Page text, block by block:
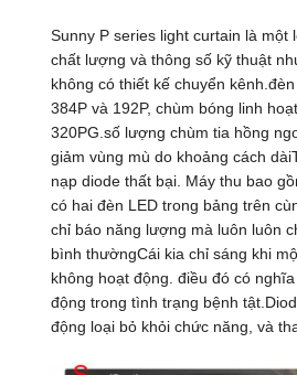
TRANG
WEB
PRIVACY
POLICY
Sunny P series light curtain là một
chất lượng và thông số kỹ thuật
không có thiết kế chuyển
384P và 192P, chùm bóng linh
320PG.số lượng chùm tia hồng
giảm vùng mù do khoảng cách
nạp diode thất bại. Máy thu bao
có hai đèn LED trong bảng trên
chỉ báo năng lượng mà luôn luôn
bình thườngCái kia chỉ sáng khi
không hoạt động. điều đó có
động trong tình trạng bệnh
động loại bỏ khỏi chức năng, và